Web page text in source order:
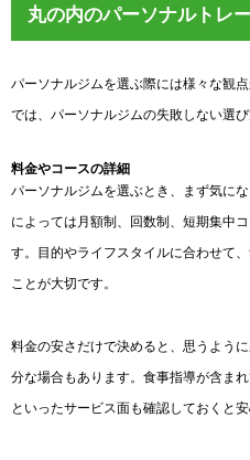
丸の内のパーソナルトレ
パーソナルジムを選ぶ際には様々な観
では、パーソナルジムの失敗しない選
料金やコースの詳細
パーソナルジムを選ぶとき、まず気に
によっては月額制、回数制、短期集中
す。目的やライフスタイルに合わせて
ことが大切です。
料金の安さだけで決めると、思うよう
分な場合もあります。食事指導が含ま
といったサービス面も確認しておくと安